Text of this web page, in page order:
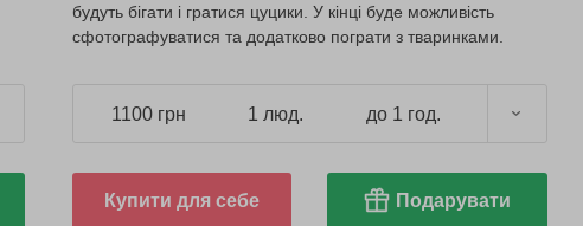
будуть бігати і гратися цуцики. У кінці буде можливість
сфотографуватися та додатково пограти з тваринками.
1100 грн 1 люд. до 1 год.
Купити для себе Подарувати